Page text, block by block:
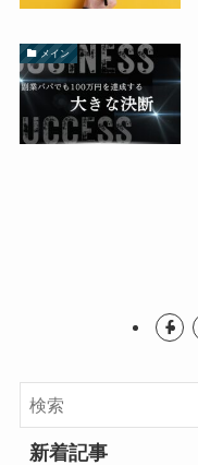
メイン
新着記事